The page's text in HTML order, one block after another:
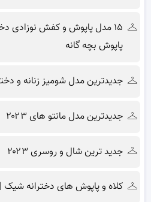
۱۵ مدل پاپوش و کفش نوزادی
پاپوش بچه گانه
جدیدترین مدل شومیز زنانه و
جدیدترین مدل مانتو های ۲۰۲۳
جدید ترین شال و روسری ۲۰۲۳
کلاه و پاپوش های دخترانه